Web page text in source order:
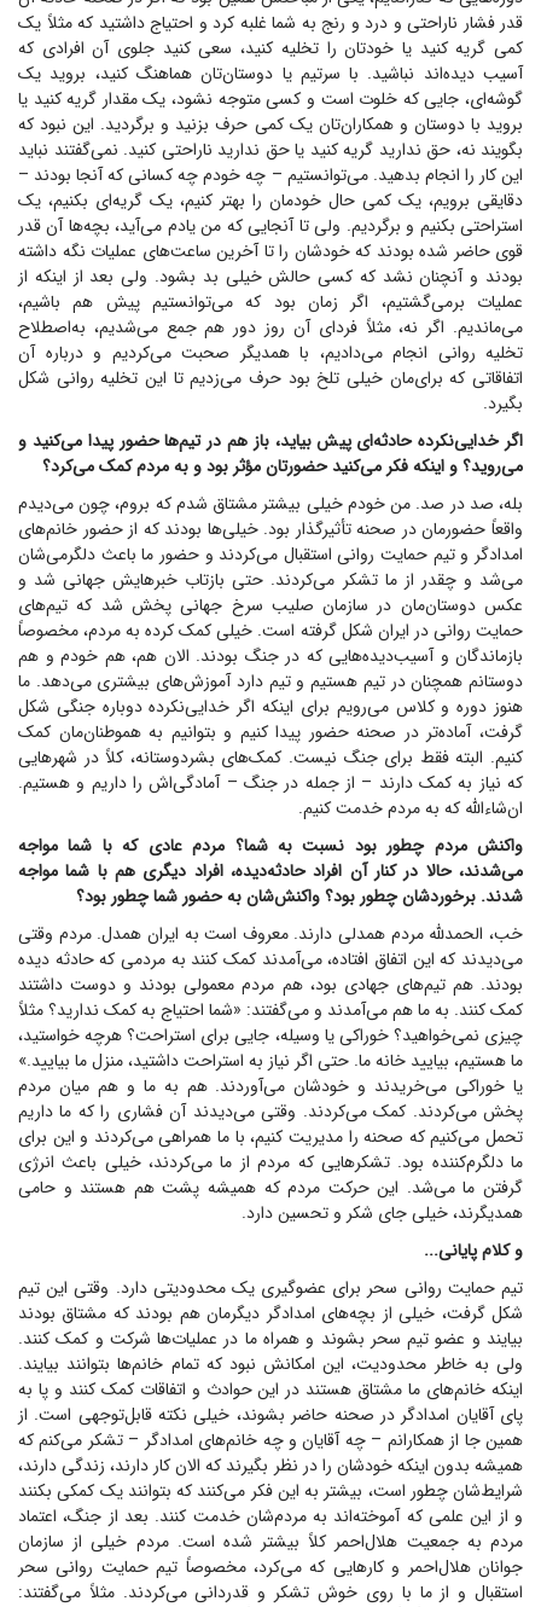
قدر فشار ناراحتی و درد و رنج به شما غلبه کرد و احتیاج داشتید که مثلاً یک
کمی گریه کنید یا خودتان را تخلیه کنید، سعی کنید جلوی آن افرادی که
آسیب دیده‌اند نباشید. با سرتیم یا دوستان‌تان هماهنگ کنید، بروید یک
گوشه‌ای، جایی که خلوت است و کسی متوجه نشود، یک مقدار گریه کنید یا
بروید با دوستان و همکاران‌تان یک کمی حرف بزنید و برگردید. این نبود که
بگویند نه، حق ندارید گریه کنید یا حق ندارید ناراحتی کنید. نمی‌گفتند نباید
این کار را انجام بدهید. می‌توانستیم – چه خودم چه کسانی که آنجا بودند –
دقایقی برویم، یک کمی حال خودمان را بهتر کنیم، یک گریه‌ای بکنیم، یک
استراحتی بکنیم و برگردیم. ولی تا آنجایی که من یادم می‌آید، بچه‌ها آن قدر
قوی حاضر شده بودند که خودشان را تا آخرین ساعت‌های عملیات نگه داشته
بودند و آنچنان نشد که کسی حالش خیلی بد بشود. ولی بعد از اینکه از
عملیات برمی‌گشتیم، اگر زمان بود که می‌توانستیم پیش هم باشیم،
می‌ماندیم. اگر نه، مثلاً فردای آن روز دور هم جمع می‌شدیم، به‌اصطلاح
تخلیه روانی انجام می‌دادیم، با همدیگر صحبت می‌کردیم و درباره آن
اتفاقاتی که برای‌مان خیلی تلخ بود حرف می‌زدیم تا این تخلیه روانی شکل
بگیرد.
اگر خدایی‌نکرده حادثه‌ای پیش بیاید، باز هم در تیم‌ها حضور پیدا می‌کنید و
می‌روید؟ و اینکه فکر می‌کنید حضورتان مؤثر بود و به مردم کمک می‌کرد؟
بله، صد در صد. من خودم خیلی بیشتر مشتاق شدم که بروم، چون می‌دیدم
واقعاً حضورمان در صحنه تأثیرگذار بود. خیلی‌ها بودند که از حضور خانم‌های
امدادگر و تیم حمایت روانی استقبال می‌کردند و حضور ما باعث دلگرمی‌شان
می‌شد و چقدر از ما تشکر می‌کردند. حتی بازتاب خبرهایش جهانی شد و
عکس دوستان‌مان در سازمان صلیب سرخ جهانی پخش شد که تیم‌های
حمایت روانی در ایران شکل گرفته است. خیلی کمک کرده به مردم، مخصوصاً
بازماندگان و آسیب‌دیده‌هایی که در جنگ بودند. الان هم، هم خودم و هم
دوستانم همچنان در تیم هستیم و تیم دارد آموزش‌های بیشتری می‌دهد. ما
هنوز دوره و کلاس می‌رویم برای اینکه اگر خدایی‌نکرده دوباره جنگی شکل
گرفت، آماده‌تر در صحنه حضور پیدا کنیم و بتوانیم به هموطنان‌مان کمک
کنیم. البته فقط برای جنگ نیست. کمک‌های بشردوستانه، کلاً در شهر‌هایی
که نیاز به کمک دارند – از جمله در جنگ – آمادگی‌اش را داریم و هستیم.
ان‌شاءالله که به مردم خدمت کنیم.
واکنش مردم چطور بود نسبت به شما؟ مردم عادی که با شما مواجه
می‌شدند، حالا در کنار آن افراد حادثه‌دیده، افراد دیگری هم با شما مواجه
شدند. برخوردشان چطور بود؟ واکنش‌شان به حضور شما چطور بود؟
خب، الحمدلله مردم همدلی دارند. معروف است به ایران همدل. مردم وقتی
می‌دیدند که این اتفاق افتاده، می‌آمدند کمک کنند به مردمی که حادثه دیده
بودند. هم تیم‌های جهادی بود، هم مردم معمولی بودند و دوست داشتند
کمک کنند. به ما هم می‌آمدند و می‌گفتند: «شما احتیاج به کمک ندارید؟ مثلاً
چیزی نمی‌خواهید؟ خوراکی یا وسیله، جایی برای استراحت؟ هرچه خواستید،
ما هستیم، بیایید خانه ما. حتی اگر نیاز به استراحت داشتید، منزل ما بیایید.»
یا خوراکی می‌خریدند و خودشان می‌آوردند. هم به ما و هم میان مردم
پخش می‌کردند. کمک می‌کردند. وقتی می‌دیدند آن فشاری را که ما داریم
تحمل می‌کنیم که صحنه را مدیریت کنیم، با ما همراهی می‌کردند و این برای
ما دلگرم‌کننده بود. تشکر‌هایی که مردم از ما می‌کردند، خیلی باعث انرژی
گرفتن ما می‌شد. این حرکت مردم که همیشه پشت هم هستند و حامی
همدیگرند، خیلی جای شکر و تحسین دارد.
و کلام پایانی...
تیم حمایت روانی سحر برای عضوگیری یک محدودیتی دارد. وقتی این تیم
شکل گرفت، خیلی از بچه‌های امدادگر دیگرمان هم بودند که مشتاق بودند
بیایند و عضو تیم سحر بشوند و همراه ما در عملیات‌ها شرکت و کمک کنند.
ولی به خاطر محدودیت، این امکانش نبود که تمام خانم‌ها بتوانند بیایند.
اینکه خانم‌های ما مشتاق هستند در این حوادث و اتفاقات کمک کنند و پا به
پای آقایان امدادگر در صحنه حاضر بشوند، خیلی نکته قابل‌توجهی است. از
همین جا از همکارانم – چه آقایان و چه خانم‌های امدادگر – تشکر می‌کنم که
همیشه بدون اینکه خودشان را در نظر بگیرند که الان کار دارند، زندگی دارند،
شرایط‌شان چطور است، بیشتر به این فکر می‌کنند که بتوانند یک کمکی بکنند
و از این علمی که آموخته‌اند به مردم‌شان خدمت کنند. بعد از جنگ، اعتماد
مردم به جمعیت هلال‌احمر کلاً بیشتر شده است. مردم خیلی از سازمان
جوانان هلال‌احمر و کار‌هایی که می‌کرد، مخصوصاً تیم حمایت روانی سحر
استقبال و از ما با روی خوش تشکر و قدردانی می‌کردند. مثلاً می‌گفتند: